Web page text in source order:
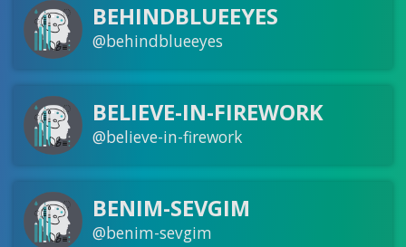
BEHINDBLUEEYES
@behindblueeyes
BELIEVE-IN-FIREWORK
@believe-in-firework
BENIM-SEVGIM
@benim-sevgim